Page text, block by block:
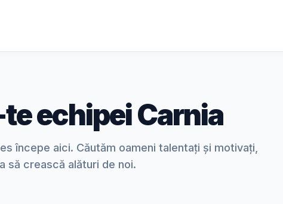
echipei Carnia
începe aici. Căutăm oameni talentați și motivați,
să crească alături de noi.